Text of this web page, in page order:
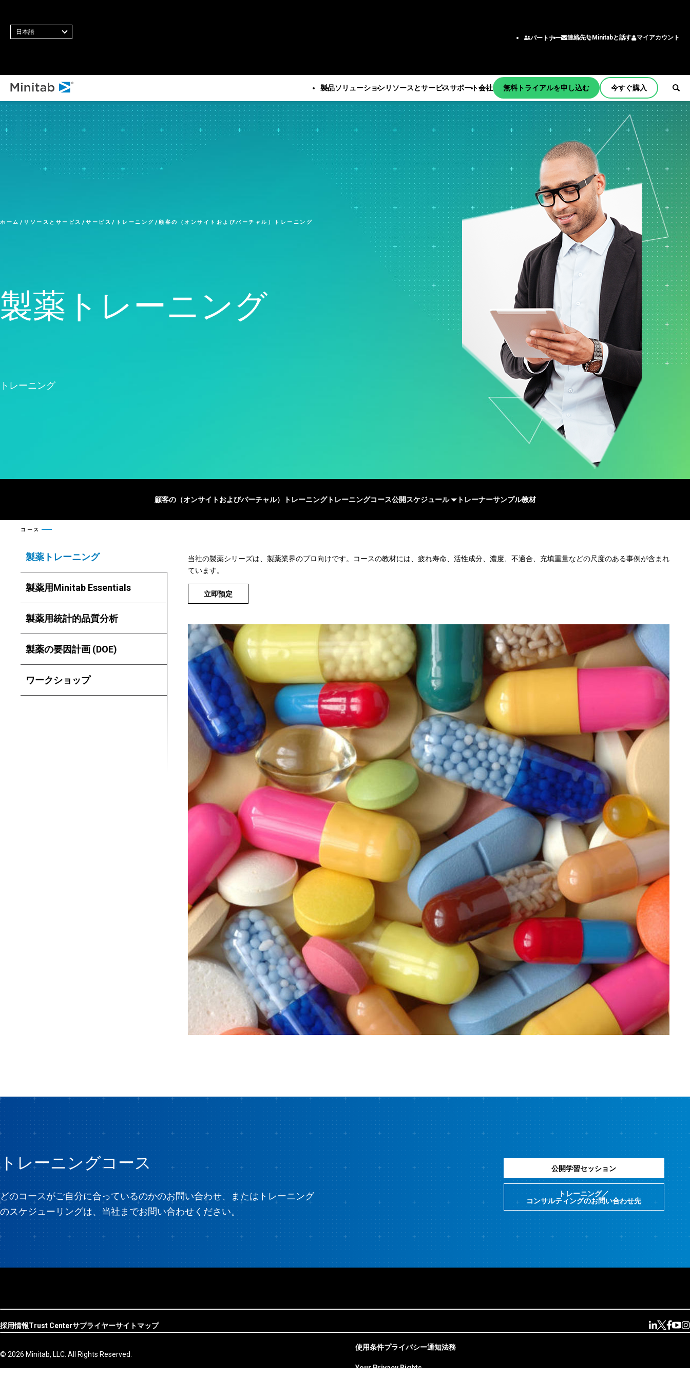
日本語
パートナー
連絡先 Minitabと話す マイアカウント
製品
すべての製品
Minitab Solution Center
Minitab Statistical
Minitab Connect
Minitab Education Hub
Minitab Workspace
ソリューション
すべてのソリューション
分析
統計・予測分析
統計データサイエンスと機
械学習ソフトウェア
ア
重要な能力
自動データ収集
データ統合とデータ準備
ダイアグラム作成とマイン
デジタルツイン
産業ソリューション
学術・教育
建設
エネルギー・天然資源
政府・公共部門
医療
保険
製造産業
製薬
サービス
ソフトウェアとテクノロジ
ー
機能/役割
エンジニアリング
ビジネスアナリスト
情報技術
サプライチェーン
カスタマーサービス・コン
タクトセンター
マーケティングデータ分析
研究開発
リソースとサービス
すべてのリソースとサービス
リソース
ケーススタディ
ブログ
電子書籍とホワイトペーパ
データセット
ウェビナーとイベント
Education Hub
サービス
トレーニング
展開
自習型学習
社会人教育
コンサルティング
サポート
技術サポート
サブスクリプションとアク
ティベーション
Minitab Quick Start
トレーニング
インストールのサポート
サポート動画
サポートドキュメント
ソフトウェアの更新
製品ダウンロード
サポートポリシー
会社
会社
企業情報
リーダーチーム
パートナー
採用情報
お問い合わせ窓口
ニュース
Minitabの商品
無料トライアルを申し込む 今すぐ購入
ホーム リソースとサービス サービス トレーニング 顧客の（オンサイトおよびバーチャル）トレーニング
製薬トレーニング
トレーニング
顧客の（オンサイトおよびバーチャル）トレーニングトレーニングコース公開スケジュール トレーナーサンプル教材
コース
製薬トレーニング
製薬用Minitab Essentials
製薬用統計的品質分析
製薬の要因計画 (DOE)
ワークショップ
当社の製薬シリーズは、製薬業界のプロ向けです。コースの教材には、疲れ寿命、活性成分、濃度、不適合、充填重量などの尺度のある事例が含まれ
ています。
立即预定
トレーニングコース
どのコースがご自分に合っているのかのお問い合わせ、またはトレーニング
のスケジューリングは、当社までお問い合わせください。
公開学習セッション
トレーニング／
コンサルティングのお問い合わせ先
採用情報Trust Centerサプライヤーサイトマップ
© 2026 Minitab, LLC. All Rights Reserved.
使用条件プライバシー通知法務
Your Privacy Rights